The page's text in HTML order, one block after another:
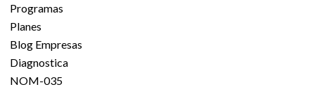
Programas
Planes
Blog Empresas
Diagnostica
NOM-035